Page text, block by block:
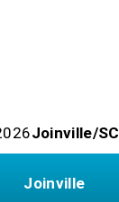
Joinville/SC
Joinville